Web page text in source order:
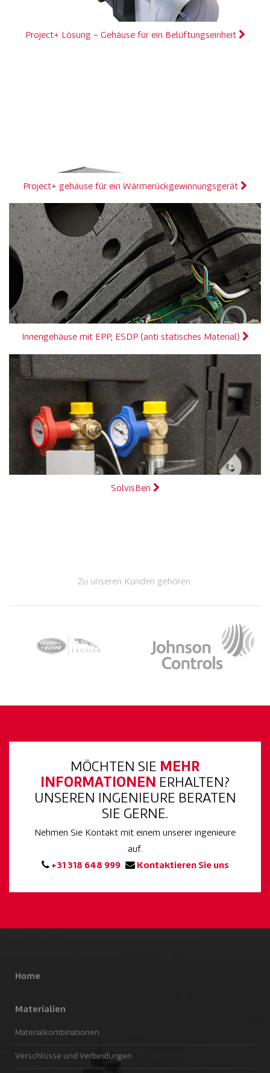
Project+ Lösung – Gehäuse für ein Belüftungseinheit
Project+ gehäuse für ein Wärmerückgewinnungsgerät
Innengehäuse mit EPP, ESDP (anti statisches Material)
SolvisBen
Zu unseren Kunden gehören:
MÖCHTEN SIE MEHR
INFORMATIONEN ERHALTEN?
UNSEREN INGENIEURE BERATEN
SIE GERNE.
Nehmen Sie Kontakt mit einem unserer ingenieure
auf.
+31 318 648 999
Kontaktieren Sie uns
Home
Materialien
Materialkombinationen
Verschlüsse und Verbindungen